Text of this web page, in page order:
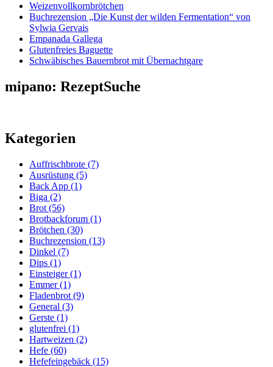
Weizenvollkornbrötchen
Buchrezension „Die Kunst der wilden Fermentation“ von
Sylwia Gervais
Empanada Gallega
Glutenfreies Baguette
Schwäbisches Bauernbrot mit Übernachtgare
mipano: RezeptSuche
Kategorien
Auffrischbrote (7)
Ausrüstung (5)
Back App (1)
Biga (2)
Brot (56)
Brotbackforum (1)
Brötchen (30)
Buchrezension (13)
Dinkel (7)
Dips (1)
Einsteiger(1)
Emmer(1)
Fladenbrot (9)
General (3)
Gerste (1)
glutenfrei (1)
Hartweizen (2)
Hefe (60)
Hefefeingebäck (15)